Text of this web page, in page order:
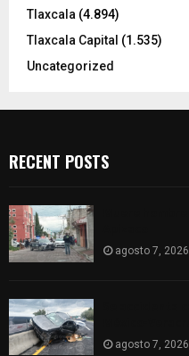
Tlaxcala (4.894)
Tlaxcala Capital (1.535)
Uncategorized
RECENT POSTS
agosto 7, 2026
agosto 7, 2026